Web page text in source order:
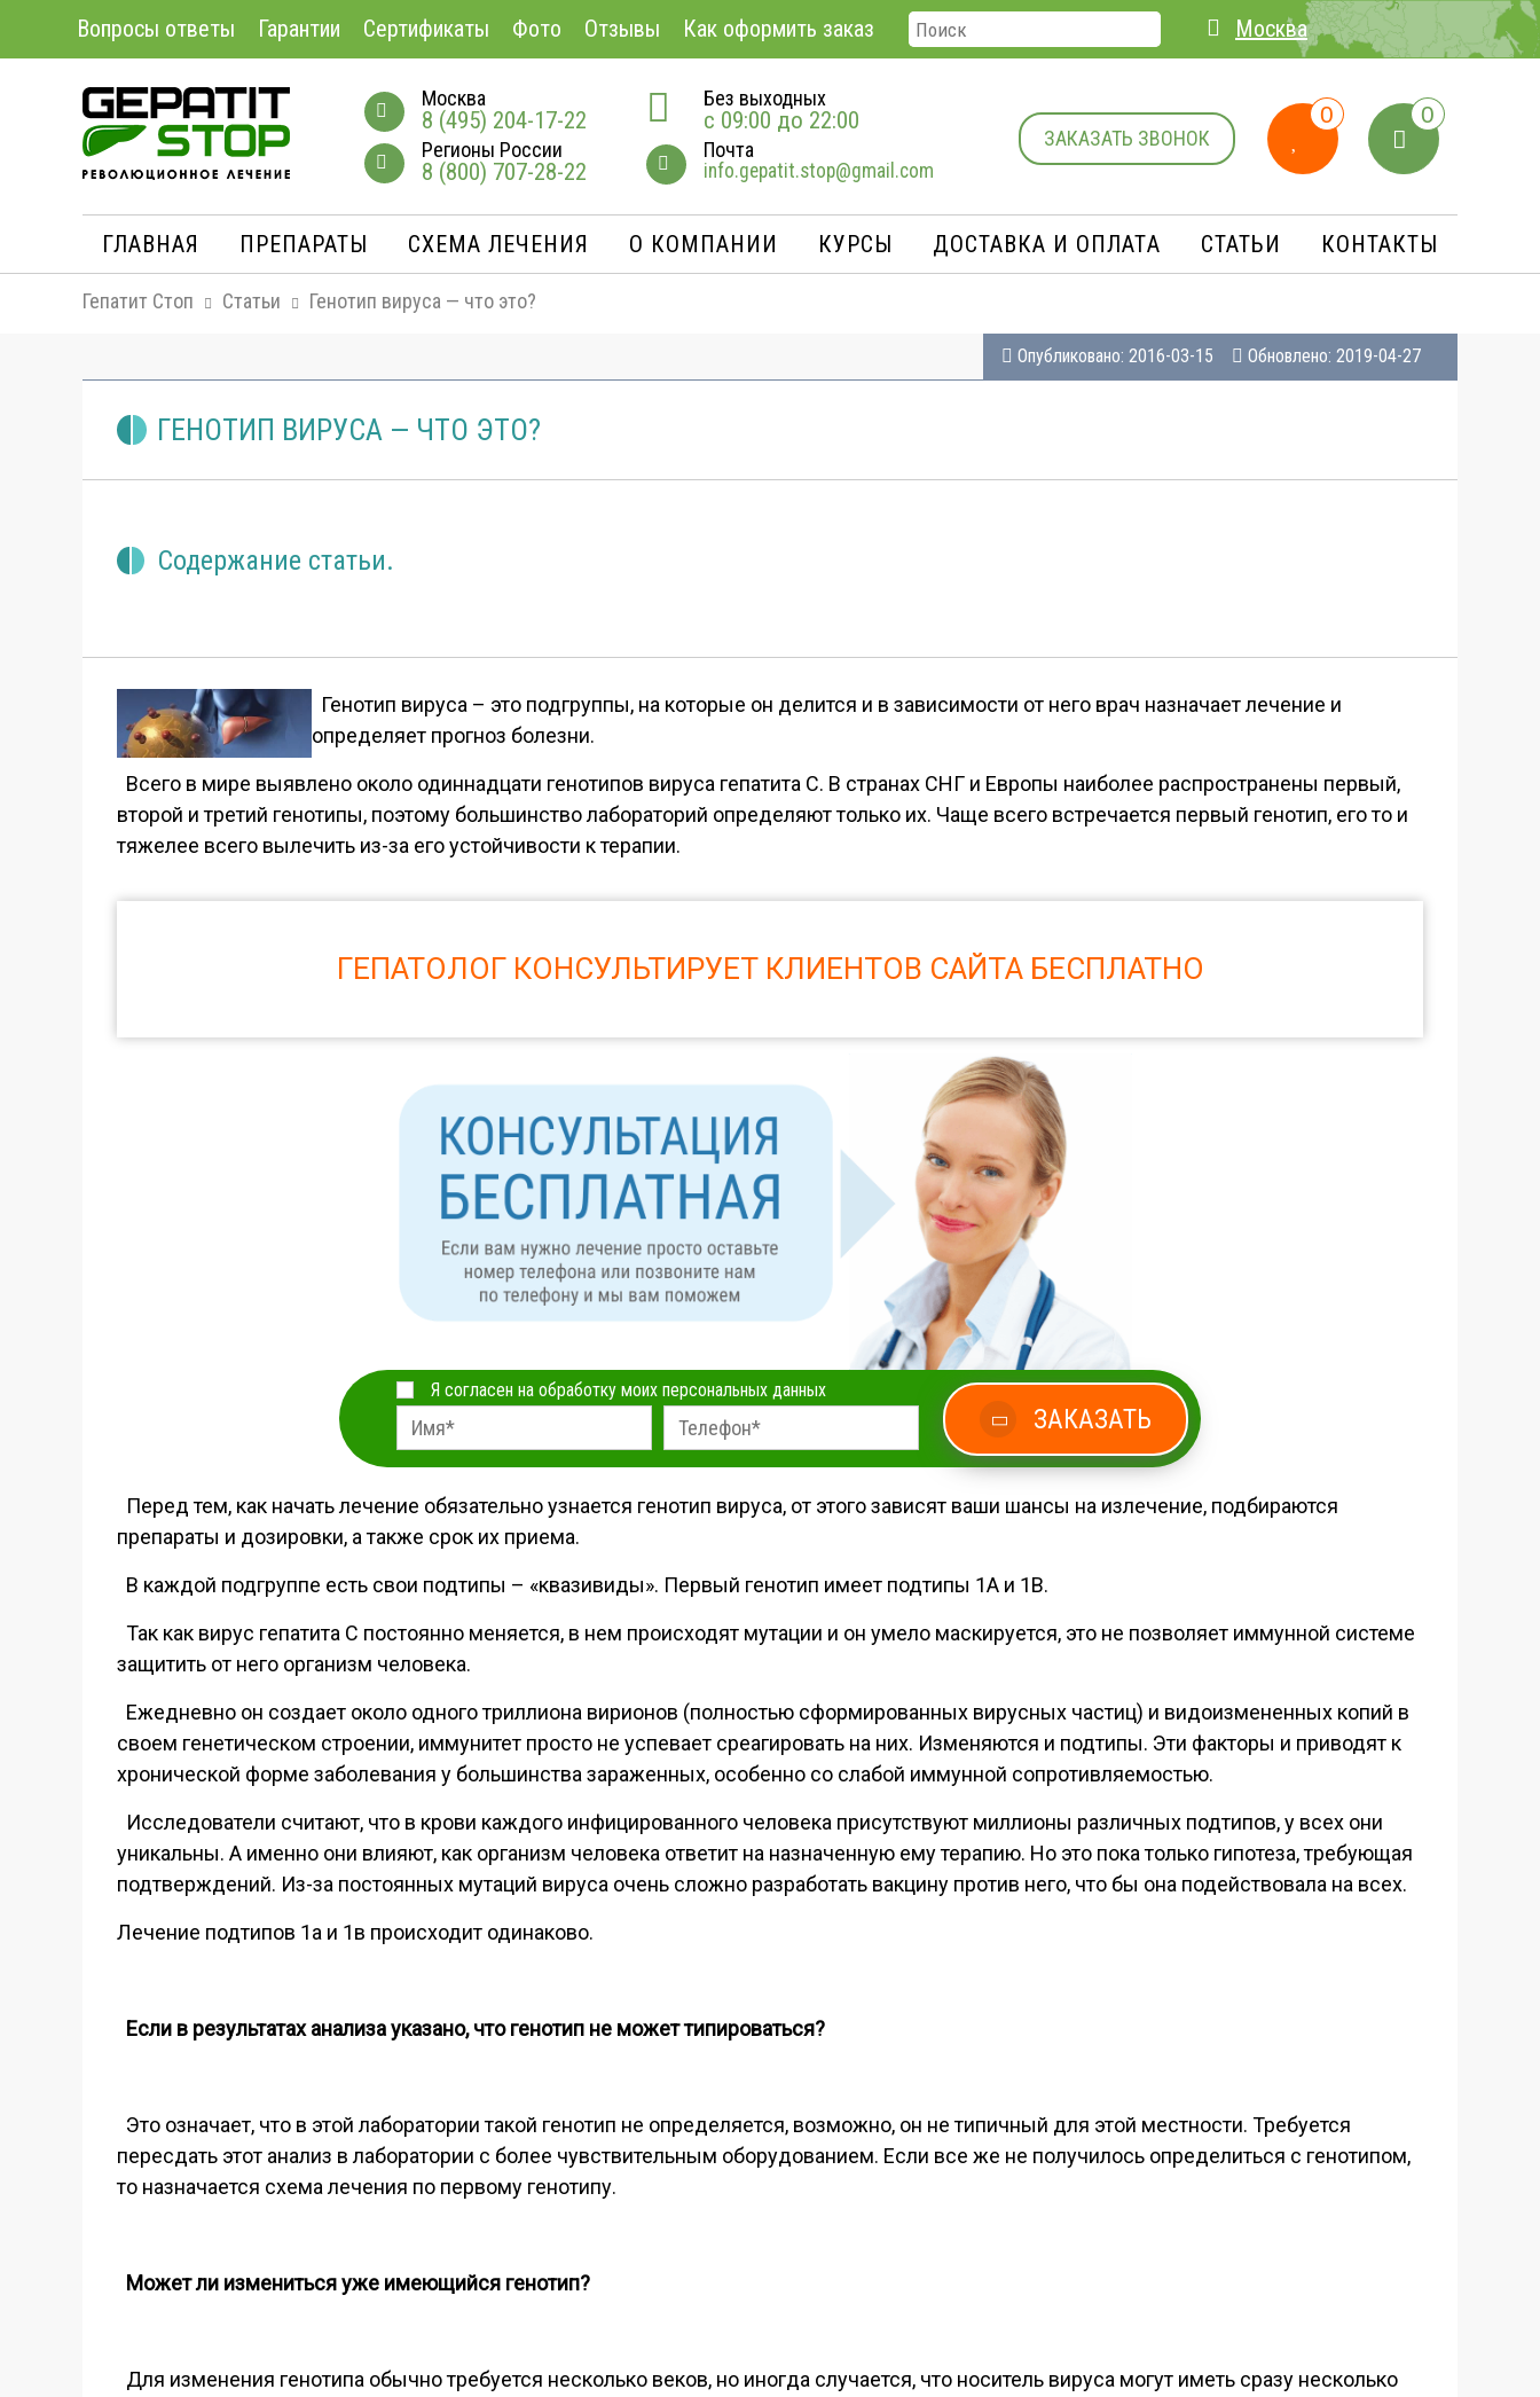
Вопросы ответы Гарантии Сертификаты Фото Отзывы Как оформить заказ Москва
Москва
8 (495) 204-17-22
Регионы России
8 (800) 707-28-22
Без выходных
с 09:00 до 22:00
Почта
info.gepatit.stop@gmail.com
ЗАКАЗАТЬ ЗВОНОК
0 0
ГЛАВНАЯ ПРЕПАРАТЫ СХЕМА ЛЕЧЕНИЯ О КОМПАНИИ КУРСЫ ДОСТАВКА И ОПЛАТA СТАТЬИ КОНТАКТЫ
Гепатит Стоп Статьи Генотип вируса — что это?
Опубликовано: 2016-03-15 Обновлено: 2019-04-27
ГЕНОТИП ВИРУСА — ЧТО ЭТО?
Содержание статьи.
Генотип вируса – это подгруппы, на которые он делится и в зависимости от него врач назначает лечение и
определяет прогноз болезни.
Всего в мире выявлено около одиннадцати генотипов вируса гепатита С. В странах СНГ и Европы наиболее распространены первый,
второй и третий генотипы, поэтому большинство лабораторий определяют только их. Чаще всего встречается первый генотип, его то и
тяжелее всего вылечить из-за его устойчивости к терапии.
ГЕПАТОЛОГ КОНСУЛЬТИРУЕТ КЛИЕНТОВ САЙТА БЕСПЛАТНО
Я согласен на обработку моих персональных данных
ЗАКАЗАТЬ
Перед тем, как начать лечение обязательно узнается генотип вируса, от этого зависят ваши шансы на излечение, подбираются
препараты и дозировки, а также срок их приема.
В каждой подгруппе есть свои подтипы – «квазивиды». Первый генотип имеет подтипы 1А и 1В.
Так как вирус гепатита С постоянно меняется, в нем происходят мутации и он умело маскируется, это не позволяет иммунной системе
защитить от него организм человека.
Ежедневно он создает около одного триллиона вирионов (полностью сформированных вирусных частиц) и видоизмененных копий в
своем генетическом строении, иммунитет просто не успевает среагировать на них. Изменяются и подтипы. Эти факторы и приводят к
хронической форме заболевания у большинства зараженных, особенно со слабой иммунной сопротивляемостью.
Исследователи считают, что в крови каждого инфицированного человека присутствуют миллионы различных подтипов, у всех они
уникальны. А именно они влияют, как организм человека ответит на назначенную ему терапию. Но это пока только гипотеза, требующая
подтверждений. Из-за постоянных мутаций вируса очень сложно разработать вакцину против него, что бы она подействовала на всех.
Лечение подтипов 1а и 1в происходит одинаково.
Если в результатах анализа указано, что генотип не может типироваться?
Это означает, что в этой лаборатории такой генотип не определяется, возможно, он не типичный для этой местности. Требуется
пересдать этот анализ в лаборатории с более чувствительным оборудованием. Если все же не получилось определиться с генотипом,
то назначается схема лечения по первому генотипу.
Может ли измениться уже имеющийся генотип?
Для изменения генотипа обычно требуется несколько веков, но иногда случается, что носитель вируса могут иметь сразу несколько